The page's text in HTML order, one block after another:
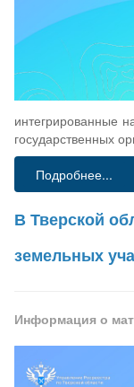
интегрированные
государственных
Подробнее...
В Тверской
земельных
Информация о